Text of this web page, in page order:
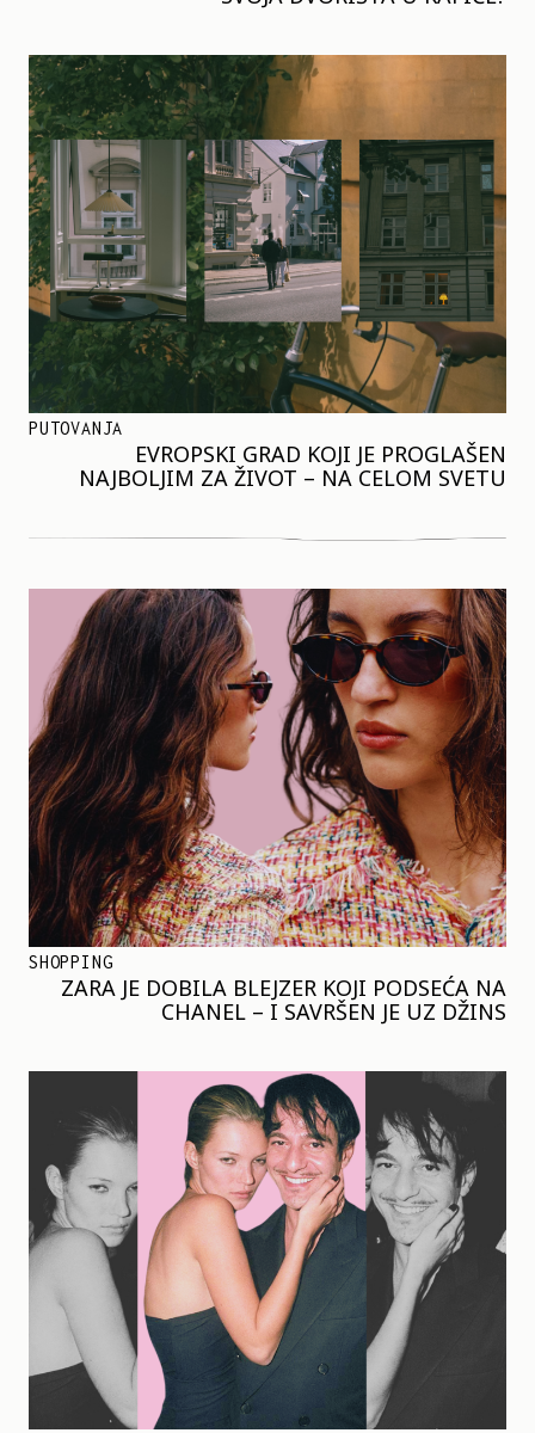
PUTOVANJA
EVROPSKI GRAD KOJI JE PROGLAŠEN
NAJBOLJIM ZA ŽIVOT – NA CELOM SVETU
SHOPPING
ZARA JE DOBILA BLEJZER KOJI PODSEĆA NA
CHANEL – I SAVRŠEN JE UZ DŽINS